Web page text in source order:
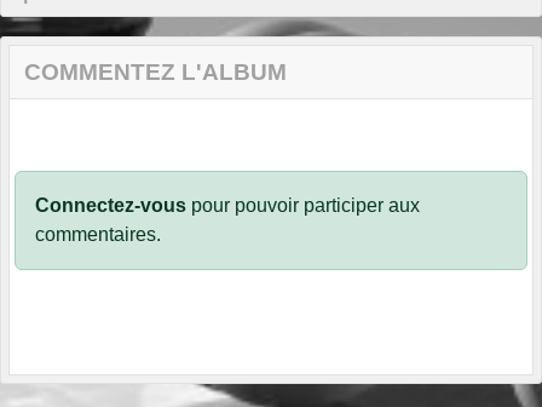
COMMENTEZ L'ALBUM
Connectez-vous pour pouvoir participer aux
commentaires.